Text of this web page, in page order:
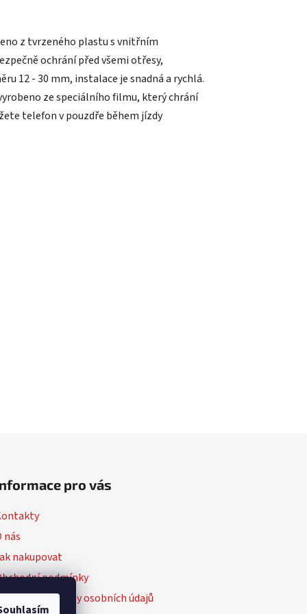
z tvrzeného plastu s vnitřním
ochrání před všemi otřesy,
12 - 30 mm, instalace je snadná a rychlá.
ze speciálního filmu, který chrání
telefon v pouzdře během jízdy
pro vás
nás
nakupovat
podmínky
ochrany osobních údajů